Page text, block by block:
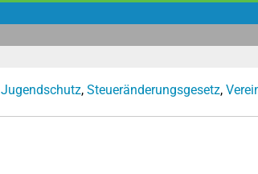
Jugendschutz, Steueränderungsgesetz,